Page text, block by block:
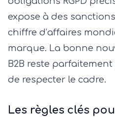
expose à des
chiffre d’affaires
marque. La bonne
B2B reste
de respecter le cadre.
Les règles clés